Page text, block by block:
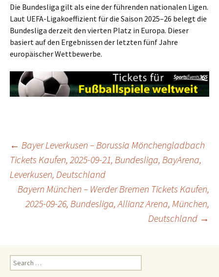
Die Bundesliga gilt als eine der führenden nationalen Ligen.
Laut UEFA-Ligakoeffizient für die Saison 2025–26 belegt die
Bundesliga derzeit den vierten Platz in Europa. Dieser
basiert auf den Ergebnissen der letzten fünf Jahre
europäischer Wettbewerbe.
Post
navigation
← Bayer Leverkusen – Borussia Mönchengladbach
Tickets Kaufen, 2025-09-21, Bundesliga, BayArena,
Leverkusen, Deutschland
Bayern München – Werder Bremen Tickets Kaufen,
2025-09-26, Bundesliga, Allianz Arena, München,
Deutschland →
Search
for: